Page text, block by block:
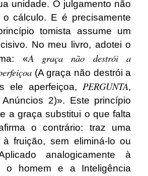
unidade. O julgamento não
cálculo. E é precisamente
tomista assume um
No meu livro, adotei o
«A graça não destrói a
(A graça não destrói a
ele aperfeiçoa, PERGUNTA,
2)». Este princípio
a graça substitui o que falta
o contrário: traz uma
à fruição, sem eliminá-lo ou
analogicamente à
o homem e a Inteligência